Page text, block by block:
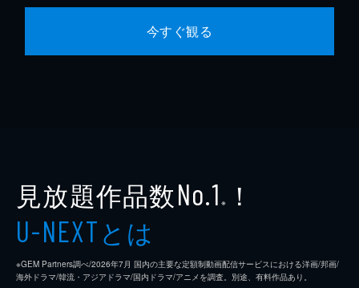
今すぐ観る
見放題作品数No.1 ※ ！
U-NEXTとは
※GEM Partners調べ/2026年7⽉ 国内の主要な定額制動画配信サービスにおける洋画/邦画/
海外ドラマ/韓流・アジアドラマ/国内ドラマ/アニメを調査。別途、有料作品あり。